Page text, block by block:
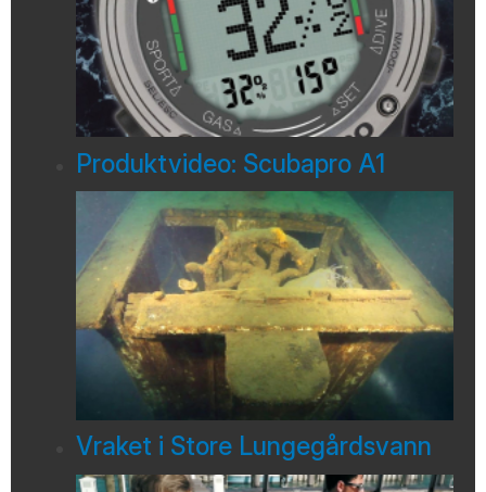
Produktvideo: Scubapro A1
Vraket i Store Lungegårdsvann